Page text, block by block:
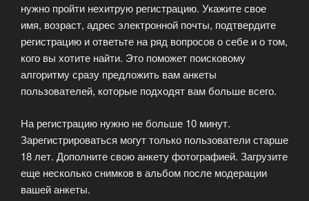
нужно пройти нехитрую регистрацию. Укажите свое
имя, возраст, адрес электронной почты, подтвердите
регистрацию и ответьте на ряд вопросов о себе и о том,
кого вы хотите найти. Это поможет поисковому
алгоритму сразу предложить вам анкеты
пользователей, которые подходят вам больше всего.
На регистрацию нужно не больше 10 минут.
Зарегистрироваться могут только пользователи старше
18 лет. Дополните свою анкету фотографией. Загрузите
еще несколько снимков в альбом после модерации
вашей анкеты.